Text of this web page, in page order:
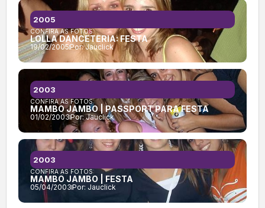
CONFIRA AS FOTOS:
LOLLA DANCETERIA: FESTA
19/02/2005Por:Jauclick
2005
CONFIRA AS FOTOS:
MAMBO JAMBO | PASSPORT PARA FESTA
01/02/2003Por:Jauclick
2003
CONFIRA AS FOTOS:
MAMBO JAMBO | FESTA
05/04/2003Por: Jauclick
2003